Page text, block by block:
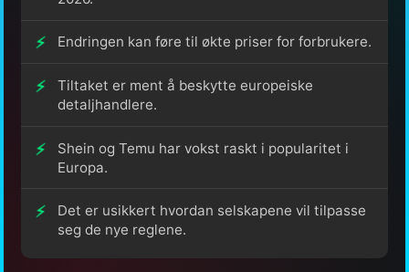
Endringen kan føre til økte priser for forbrukere.
Tiltaket er ment å beskytte europeiske
detaljhandlere.
Shein og Temu har vokst raskt i popularitet i
Europa.
Det er usikkert hvordan selskapene vil tilpasse
seg de nye reglene.